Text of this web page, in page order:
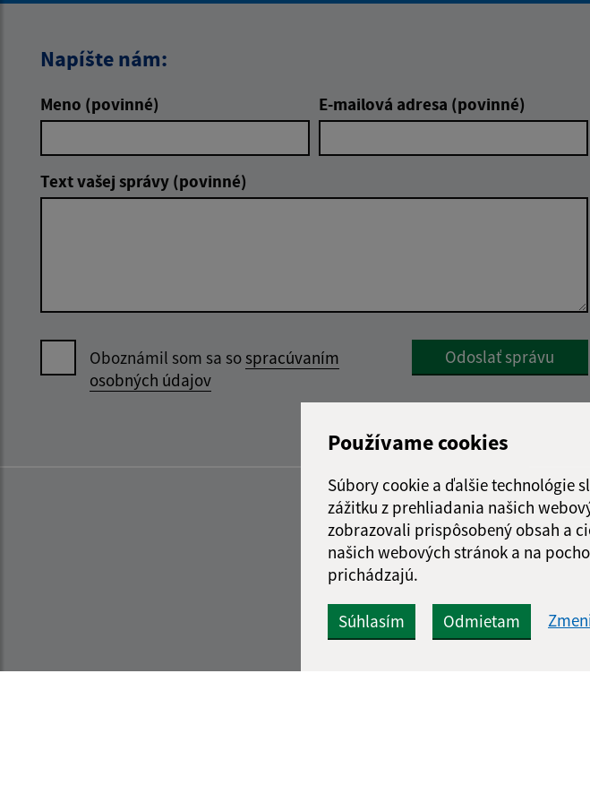
Používame cookies
Súbory cookie a ďalšie technológie
zážitku z prehliadania našich
zobrazovali prispôsobený obsah a
našich webových stránok a na
prichádzajú.
Súhlasím Odmietam
Napíšte nám:
Meno (povinné) E-mailová adresa (povinné)
Text vašej správy (povinné)
Oboznámil som sa sospracúvaním
osobných údajov
Google reCaptcha Response
Odoslať správu